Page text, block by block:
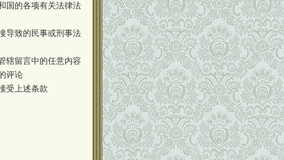
国的各项有关法律法
导致的民事或刑事法
辖留言中的任意内容
评论
受上述条款